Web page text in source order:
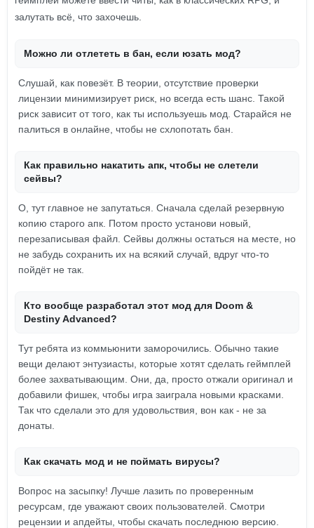
залутать всё, что захочешь.
Можно ли отлететь в бан, если юзать мод?
Слушай, как повезёт. В теории, отсутствие проверки
лицензии минимизирует риск, но всегда есть шанс. Такой
риск зависит от того, как ты используешь мод. Старайся не
палиться в онлайне, чтобы не схлопотать бан.
Как правильно накатить апк, чтобы не слетели
сейвы?
О, тут главное не запутаться. Сначала сделай резервную
копию старого апк. Потом просто установи новый,
перезаписывая файл. Сейвы должны остаться на месте, но
не забудь сохранить их на всякий случай, вдруг что-то
пойдёт не так.
Кто вообще разработал этот мод для Doom &
Destiny Advanced?
Тут ребята из коммьюнити заморочились. Обычно такие
вещи делают энтузиасты, которые хотят сделать геймплей
более захватывающим. Они, да, просто отжали оригинал и
добавили фишек, чтобы игра заиграла новыми красками.
Так что сделали это для удовольствия, вон как - не за
донаты.
Как скачать мод и не поймать вирусы?
Вопрос на засыпку! Лучше лазить по проверенным
ресурсам, где уважают своих пользователей. Смотри
рецензии и апдейты, чтобы скачать последнюю версию.